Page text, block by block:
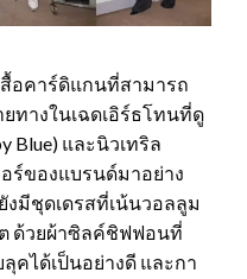
อคาร์ดิแกนที่สามารถ
ทางในเฉดเอิร์ธโทนที่ดู
Blue) และนิวเทริล
อร์ของแบรนด์มาอย่าง
มีชุดเดรสที่เน้นวอลลูม
ด้วยผ้าซิลค์ชิฟฟอนที่
คได้เป็นอย่างดี และกา